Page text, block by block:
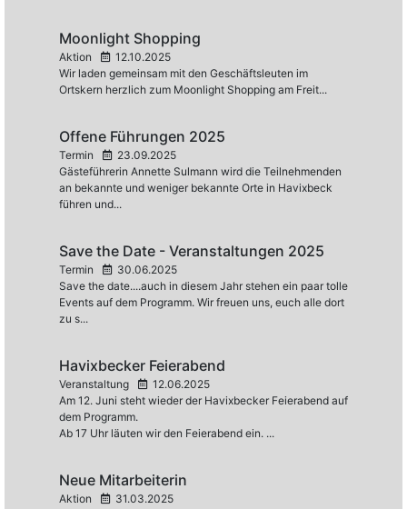
Moonlight Shopping
Aktion
12.10.2025
Wir laden gemeinsam mit den Geschäftsleuten im
Ortskern herzlich zum Moonlight Shopping am Freit...
Offene Führungen 2025
Termin
23.09.2025
Gästeführerin Annette Sulmann wird die Teilnehmenden
an bekannte und weniger bekannte Orte in Havixbeck
führen und...
Save the Date - Veranstaltungen 2025
Termin
30.06.2025
Save the date....auch in diesem Jahr stehen ein paar tolle
Events auf dem Programm. Wir freuen uns, euch alle dort
zu s...
Havixbecker Feierabend
Veranstaltung
12.06.2025
Am 12. Juni steht wieder der Havixbecker Feierabend auf
dem Programm.
Ab 17 Uhr läuten wir den Feierabend ein. ...
Neue Mitarbeiterin
Aktion
31.03.2025